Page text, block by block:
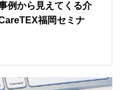
例から見えてくる介
福岡セミナ